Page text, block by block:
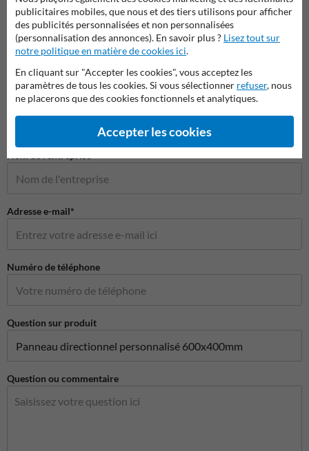
Poser votre question à Panneausignalisation.be
Nom*
Nom de l'entreprise
Adresse e-mail*
Numéro de téléphone
Question sur produit
Question ou commentaire
publicitaires mobiles, que nous et des tiers utilisons pour afficher
des publicités personnalisées et non personnalisées
(personnalisation des annonces). En savoir plus ? Lisez tout sur
notre politique en matière de cookies ici.
En cliquant sur "Accepter les cookies", vous acceptez les
paramètres de tous les cookies. Si vous sélectionner refuser, nous
ne placerons que des cookies fonctionnels et analytiques.
Accepter les cookies